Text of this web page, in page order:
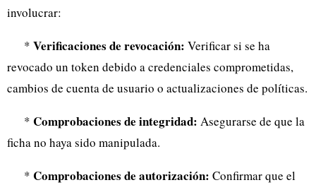
involucrar:
* Verificaciones de revocación: Verificar si se ha
revocado un token debido a credenciales comprometidas,
cambios de cuenta de usuario o actualizaciones de políticas.
* Comprobaciones de integridad: Asegurarse de que la
ficha no haya sido manipulada.
* Comprobaciones de autorización: Confirmar que el